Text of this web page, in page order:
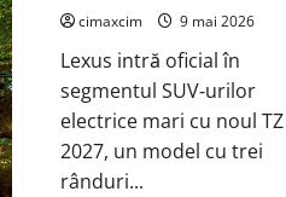
cimaxcim 9 mai 2026
Lexus intră oficial în
segmentul SUV‑urilor
electrice mari cu noul TZ
2027, un model cu trei
rânduri...